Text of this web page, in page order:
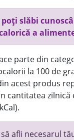
slăbi
a
parte din
la 100 de
acest produs
cantitatea
afli necesarul